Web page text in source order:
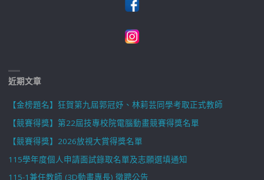
近期文章
【金榜題名】狂賀第九屆郭冠妤、林莉芸同學考取正式教師
【競賽得獎】第22屆技專校院電腦動畫競賽得獎名單
【競賽得獎】2026放視大賞得獎名單
115學年度個人申請面試錄取名單及志願選填通知
115-1兼任教師 (3D動畫專長) 徵聘公告